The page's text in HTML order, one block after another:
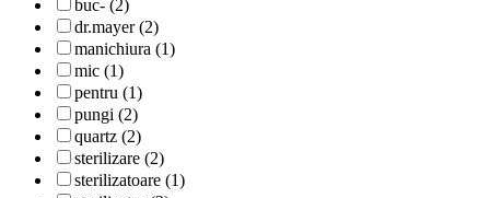
buc- (2)
dr.mayer (2)
manichiura (1)
mic (1)
pentru (1)
pungi (2)
quartz (2)
sterilizare (2)
sterilizatoare (1)